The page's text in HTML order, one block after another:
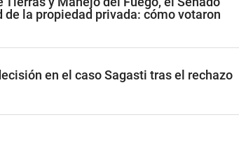
la propiedad privada: cómo votaron
en el caso Sagasti tras el rechazo